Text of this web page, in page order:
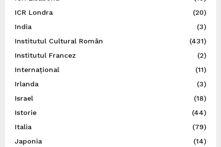
ICR Londra
(20)
India
(3)
Institutul Cultural Român
(431)
Institutul Francez
(2)
Internațional
(11)
Irlanda
(3)
Israel
(18)
Istorie
(44)
Italia
(79)
Japonia
(14)